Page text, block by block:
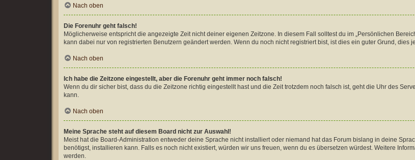
Nach oben
Die Forenuhr geht falsch!
Möglicherweise entspricht die angezeigte Zeit nicht deiner eigenen Zeitzone. In diesem Fall solltest du im „Persönlichen
kann dabei nur von registrierten Benutzern geändert werden. Wenn du noch nicht registriert bist, ist dies ein guter Grund, dies
Nach oben
Ich habe die Zeitzone eingestellt, aber die Forenuhr geht immer noch falsch!
Wenn du dir sicher bist, dass du die Zeitzone richtig eingestellt hast und die Zeit trotzdem noch falsch ist, geht die Uhr des
kann.
Nach oben
Meine Sprache steht auf diesem Board nicht zur Auswahl!
Meist hat die Board-Administration entweder deine Sprache nicht installiert oder niemand hat das Forum bislang in deine
benötigst, installieren kann. Falls es noch nicht existiert, würden wir uns freuen, wenn du es übersetzen würdest. Weitere
werden.